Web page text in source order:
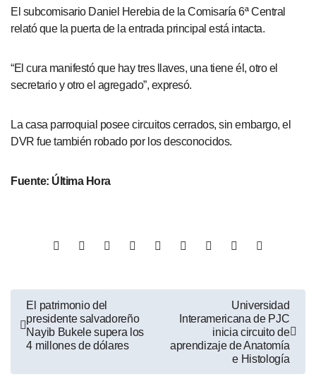
El subcomisario Daniel Herebia de la Comisaría 6ª Central
relató que la puerta de la entrada principal está intacta.
“El cura manifestó que hay tres llaves, una tiene él, otro el
secretario y otro el agregado”, expresó.
La casa parroquial posee circuitos cerrados, sin embargo, el
DVR fue también robado por los desconocidos.
Fuente: Última Hora
El patrimonio del
presidente salvadoreño
Nayib Bukele supera los
4 millones de dólares
Universidad
Interamericana de PJC
inicia circuito de
aprendizaje de Anatomía
e Histología